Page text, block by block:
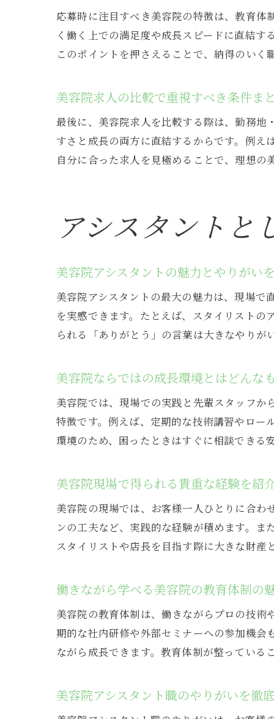
応募時に注目すべき美容院の特徴は、教育
く働く上での満足度や成長スピードに直結
このポイントを押さえることで、納得のいく
美容院求人の比較で重視すべき条件ま
最後に、美容院求人を比較する際は、勤務地
すさと成長の両方に直結するからです。例
自分に合った求人を見極めることで、理想
アシスタントと
美容院アシスタントの魅力とやりがい
美容院アシスタントの最大の魅力は、現場
を実感できます。たとえば、スタイリスト
られる「ありがとう」の言葉は大きなやり
美容院ならではの成長環境とはどんな
美容院では、現場での実践と先輩スタッフ
特徴です。例えば、定期的な技術講習やロー
環境のため、困ったときはすぐに相談できる
美容院現場で得られる貴重な経験を紹
美容院の現場では、お客様一人ひとりに合
ンの工夫など、実践的な経験が積めます。
スタイリストや店長を目指す際に大きな財産
働きながら学べる美容院の教育体制の
美容院の教育体制は、働きながらプロの技術
期的な社内研修や外部セミナーへの参加機
ながら成長できます。教育体制が整ってい
美容院アシスタント職のやりがいを徹